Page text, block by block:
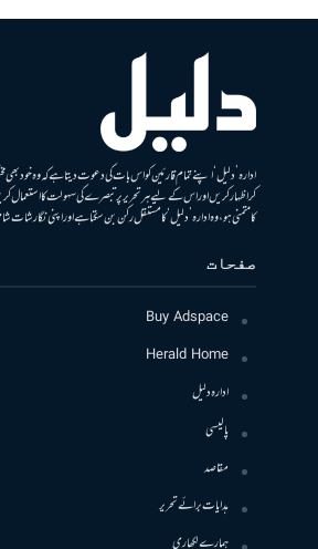
ادارہ ’دلیل‘ اپنے تمام قارئین کو اس بات کی دعوت دیتا ہے کہ وہ خود
کر اظہار کریں اور اس کے لیے ہر تحریر پر تبصرے کی سہولت کا
کا متمنی ہو، وہ ادارہ ’دلیل‘ کا مستقل رکن بن سکتا ہے اور اپنی نگارشات
صفحات
Buy Adspace
Herald Home
ادارہ دلیل
پالیسی
مقاصد
ہدایات برائے تحریر